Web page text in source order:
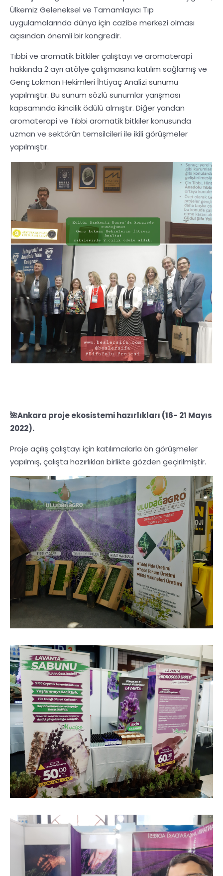
Ülkemiz Geleneksel ve Tamamlayıcı Tıp
uygulamalarında dünya için cazibe merkezi olması
açısından önemli bir kongredir.
Tıbbi ve aromatik bitkiler çalıştayı ve aromaterapi
hakkında 2 ayrı atölye çalışmasına katılım sağlamış ve
Genç Lokman Hekimleri İhtiyaç Analizi sunumu
yapılmıştır. Bu sunum sözlü sunumlar yarışması
kapsamında ikincilik ödülü almıştır. Diğer yandan
aromaterapi ve Tıbbi aromatik bitkiler konusunda
uzman ve sektörün temsilcileri ile ikili görüşmeler
yapılmıştır.
🌺Ankara proje ekosistemi hazırlıkları (16- 21 Mayıs
2022).
Proje açılış çalıştayı için katılımcılarla ön görüşmeler
yapılmış, çalışta hazırlıkları birlikte gözden geçirilmiştir.